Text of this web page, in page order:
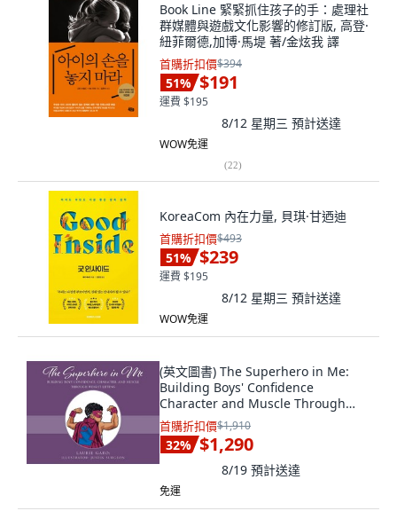
Book Line 緊緊抓住孩子的手：處理社
群媒體與遊戲文化影響的修訂版, 高登·
紐菲爾德,加博·馬堤 著/金炫我 譯
首購折扣價$394
51% $191
運費 $195
8/12 星期三 預計送達
WOW免運
(22)
KoreaCom 內在力量, 貝琪·甘迺迪
首購折扣價$493
51% $239
運費 $195
8/12 星期三 預計送達
WOW免運
(英文圖書) The Superhero in Me:
Building Boys' Confidence
Character and Muscle Through
Weight Lifting 平裝版, Outskirts
Press, 英文
首購折扣價$1,910
32% $1,290
8/19 預計送達
免運